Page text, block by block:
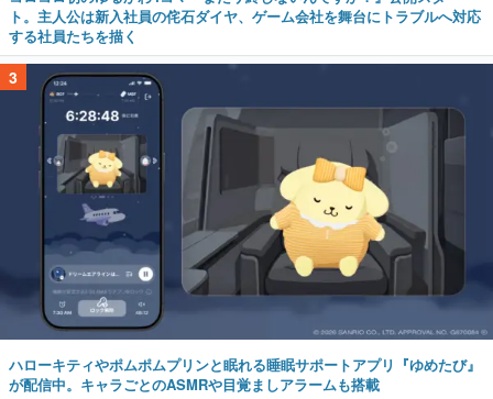
ト。主人公は新入社員の侘石ダイヤ、ゲーム会社を舞台にトラブルへ対応
する社員たちを描く
3
ハローキティやポムポムプリンと眠れる睡眠サポートアプリ『ゆめたび』
が配信中。キャラごとのASMRや目覚ましアラームも搭載